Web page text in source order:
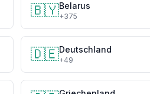
🇧🇾Belarus
+375
🇩🇪Deutschland
+49